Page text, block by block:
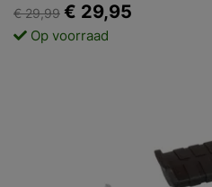
€ 29,99 € 29,95
Op voorraad